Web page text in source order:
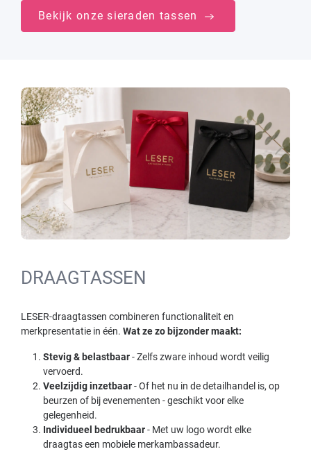
Bekijk onze sieraden tassen
DRAAGTASSEN
LESER-draagtassen combineren functionaliteit en
merkpresentatie in één. Wat ze zo bijzonder maakt:
Stevig & belastbaar- Zelfs zware inhoud wordt veilig
vervoerd.
Veelzijdig inzetbaar- Of het nu in de detailhandel is, op
beurzen of bij evenementen - geschikt voor elke
gelegenheid.
Individueel bedrukbaar- Met uw logo wordt elke
draagtas een mobiele merkambassadeur.